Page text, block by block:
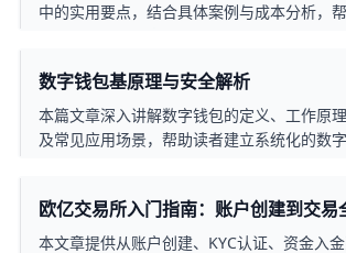
中的实用要点，结合具体案例与成本分析，
数字钱包基原理与安全解析
本篇文章深入讲解数字钱包的定义、工作原
及常见应用场景，帮助读者建立系统化的数
欧亿交易所入门指南：账户创建到交易
本文章提供从账户创建、KYC认证、资金入